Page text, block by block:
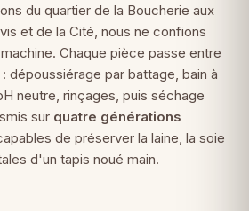
du quartier de la Boucherie aux
et de la Cité, nous ne confions
Chaque pièce passe entre
dépoussiérage par battage, bain à
neutre, rinçages, puis séchage
sur quatre générations
de préserver la laine, la soie
d'un tapis noué main.